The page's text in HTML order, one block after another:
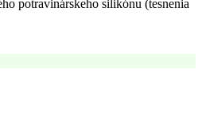
potravinárskeho silikónu (tesnenia